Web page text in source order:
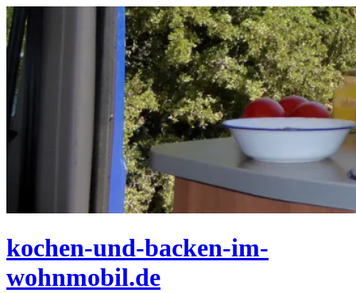
Zum
Inhalt
springen
kochen-und-backen-im-
wohnmobil.de